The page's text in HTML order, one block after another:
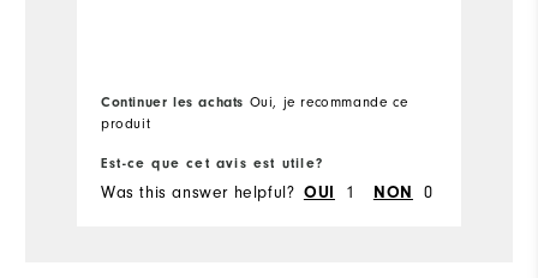
Continuer les achats Oui, je recommande ce
produit
Est-ce que cet avis est utile?
Was this answer helpful? OUI 1 NON 0